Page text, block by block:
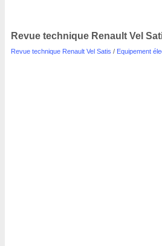
Revue technique Renault Vel
Revue technique Renault Vel Satis / Equipement